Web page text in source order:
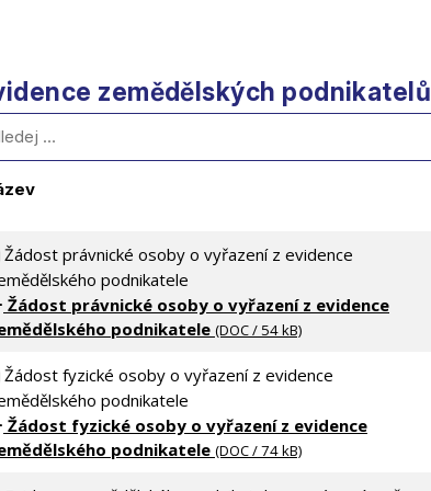
zemědělských podnikatelů
Žádost právnické osoby o vyřazení z evidence
podnikatele
Žádost právnické osoby o vyřazení z evidence
podnikatele (DOC / 54 kB)
Žádost fyzické osoby o vyřazení z evidence
podnikatele
Žádost fyzické osoby o vyřazení z evidence
podnikatele (DOC / 74 kB)